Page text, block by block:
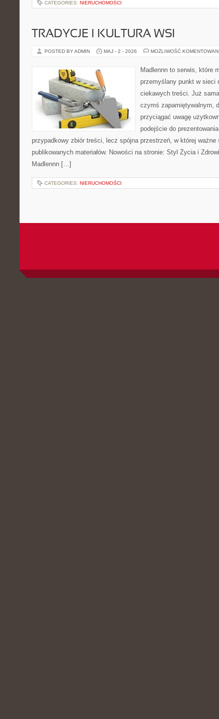
CATEGORIES: NIERUCHOMOŚCI
TRADYCJE I KULTURA WSI
POSTED BY ADMIN MAJ - 2 - 2026 MOŻLIWOŚĆ
Madlennn to serwis, które
przemyślany punkt w sieci
ciekawych treści. Już
czymś zapamiętywalnym,
przyciągać uwagę
podejście do
przypadkowy zbiór treści, lecz spójna przestrzeń, w której
publikowanych materiałów. Nowości na stronie: Styl Życia i
Madlennn […]
CATEGORIES: NIERUCHOMOŚCI